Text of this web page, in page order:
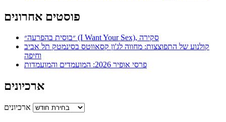
פוסטים אחרונים
״בוסית בהפרעה״ (I Want Your Sex), סקירה
קולנוע של התפוצצות: מחווה לג'ון קסאווטס בסינמטק תל אביב
וחיפה
פרסי אופיר 2026: המועמדים והמועמדות
ארכיונים
ארכיונים